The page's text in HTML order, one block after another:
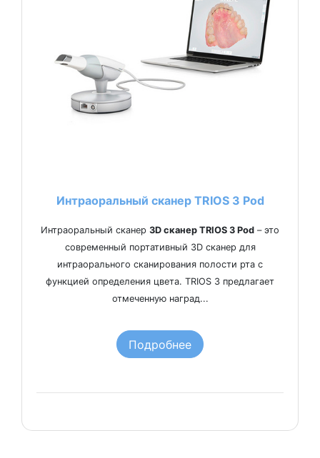
Интраоральный сканер TRIOS 3 Pod
Интраоральный сканер 3D сканер TRIOS 3 Pod – это
современный портативный 3D сканер для
интраорального сканирования полости рта с
функцией определения цвета. TRIOS 3 предлагает
отмеченную наград...
Подробнее